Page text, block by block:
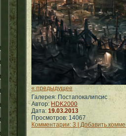
« предыдущее
Галерея: Постапокалипсис
Автор: HDK2000
Дата: 19.03.2013
Просмотров: 14067
Комментарии: 3 | Добавить